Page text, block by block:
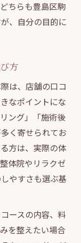
ちらも豊島区駒
、自分の目的に
方
は、店舗の口コ
なポイントにな
ング」「施術後
く寄せられてお
方は、実際の体
体院やリラクゼ
やすさも選ぶ基
ースの内容、料
を整えたい場合